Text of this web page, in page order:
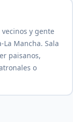
vecinos y gente
Mancha. Sala
paisanos,
o